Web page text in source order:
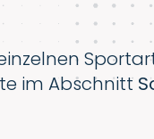
im Abschnitt